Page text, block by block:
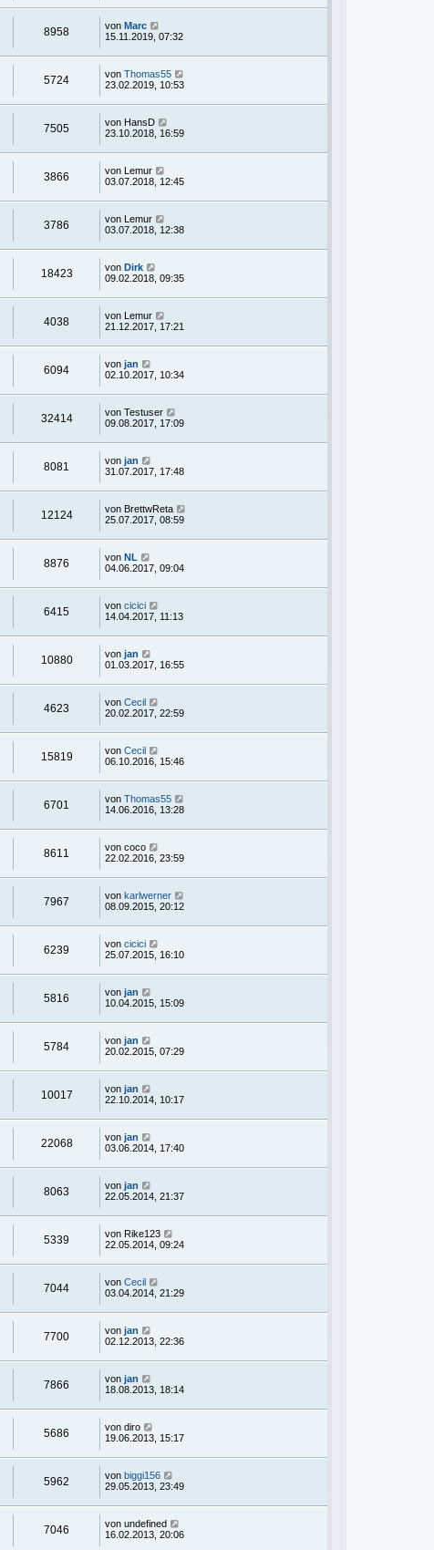
8958 von Marc
15.11.2019, 07:32
5724 von Thomas55
23.02.2019, 10:53
7505 von HansD
23.10.2018, 16:59
3866 von Lemur
03.07.2018, 12:45
3786 von Lemur
03.07.2018, 12:38
18423 von Dirk
09.02.2018, 09:35
4038 von Lemur
21.12.2017, 17:21
6094 von jan
02.10.2017, 10:34
32414 von Testuser
09.08.2017, 17:09
8081 von jan
31.07.2017, 17:48
12124 von BrettwReta
25.07.2017, 08:59
8876 von NL
04.06.2017, 09:04
6415 von cicici
14.04.2017, 11:13
10880 von jan
01.03.2017, 16:55
4623 von Cecil
20.02.2017, 22:59
15819 von Cecil
06.10.2016, 15:46
6701 von Thomas55
14.06.2016, 13:28
8611 von coco
22.02.2016, 23:59
7967 von karlwerner
08.09.2015, 20:12
6239 von cicici
25.07.2015, 16:10
5816 von jan
10.04.2015, 15:09
5784 von jan
20.02.2015, 07:29
10017 von jan
22.10.2014, 10:17
22068 von jan
03.06.2014, 17:40
8063 von jan
22.05.2014, 21:37
5339 von Rike123
22.05.2014, 09:24
7044 von Cecil
03.04.2014, 21:29
7700 von jan
02.12.2013, 22:36
7866 von jan
18.08.2013, 18:14
5686 von diro
19.06.2013, 15:17
5962 von biggi156
29.05.2013, 23:49
7046 von undefined
16.02.2013, 20:06